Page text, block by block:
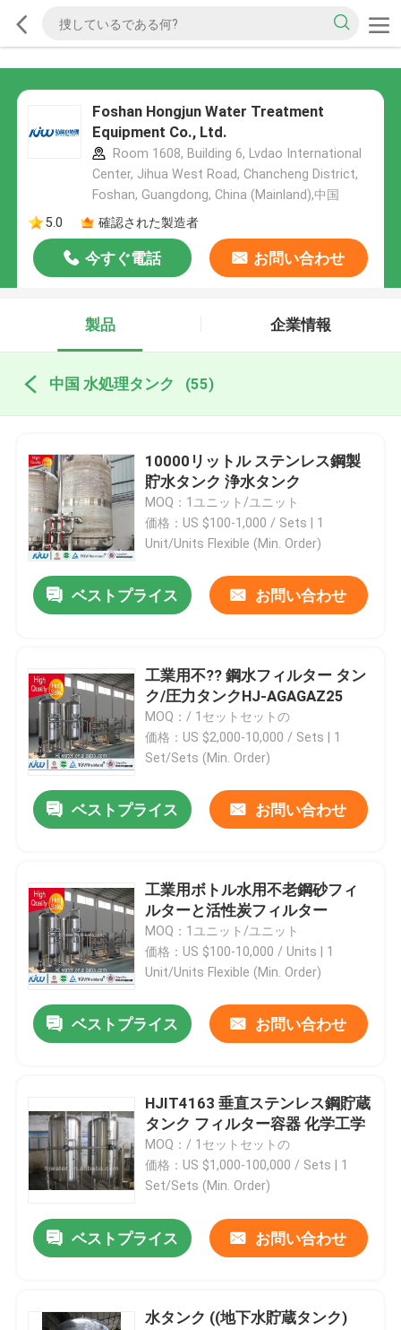
Foshan Hongjun Water Treatment
Equipment Co., Ltd.
Room 1608, Building 6, Lvdao International
Center, Jihua West Road, Chancheng District,
Foshan, Guangdong, China (Mainland),中国
5.0
確認された製造者
今すぐ電話 お問い合わせ
製品 企業情報
中国 水処理タンク (55)
10000リットル ステンレス鋼製
貯水タンク 浄水タンク
MOQ：1ユニット/ユニット
価格：US $100-1,000 / Sets | 1
Unit/Units Flexible (Min. Order)
ベストプライス お問い合わせ
工業用不?? 鋼水フィルター タン
ク/圧力タンクHJ-AGAGAZ25
MOQ：/ 1セットセットの
価格：US $2,000-10,000 / Sets | 1
Set/Sets (Min. Order)
ベストプライス お問い合わせ
工業用ボトル水用不老鋼砂フィ
ルターと活性炭フィルター
MOQ：1ユニット/ユニット
価格：US $100-10,000 / Units | 1
Unit/Units Flexible (Min. Order)
ベストプライス お問い合わせ
HJIT4163 垂直ステンレス鋼貯蔵
タンク フィルター容器 化学工学
MOQ：/ 1セットセットの
価格：US $1,000-100,000 / Sets | 1
Set/Sets (Min. Order)
ベストプライス お問い合わせ
水タンク ((地下水貯蔵タンク)